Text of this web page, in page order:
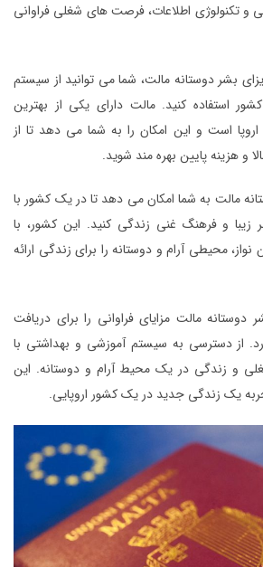
و تکنولوژی اطلاعات، فرصت های شغلی فراوانی
بشر دوستانه مالت، شما می توانید از سیستم
استفاده کنید. مالت دارای یکی از بهترین
است و این امکان را به شما می دهد تا از
و هزینه پایین بهره مند شوید.
مالت به شما امکان می دهد تا در یک کشور با
زیبا و فرهنگ غنی زندگی کنید. این کشور، با
محیطی آرام و دوستانه را برای زندگی ارائه
دوستانه مالت مزایای فراوانی را برای دریافت
از دسترسی به سیستم آموزشی و بهداشتی با
و زندگی در یک محیط آرام و دوستانه. این
یک زندگی جدید در یک کشور اروپایی.